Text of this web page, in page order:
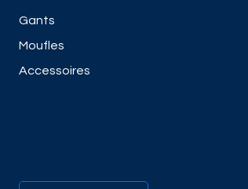
Gants
Moufles
Accessoires